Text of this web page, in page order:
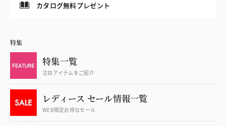
カタログ無料プレゼント
特集
特集一覧
注目アイテムをご紹介
レディース セール情報一覧
WEB限定お得なセール